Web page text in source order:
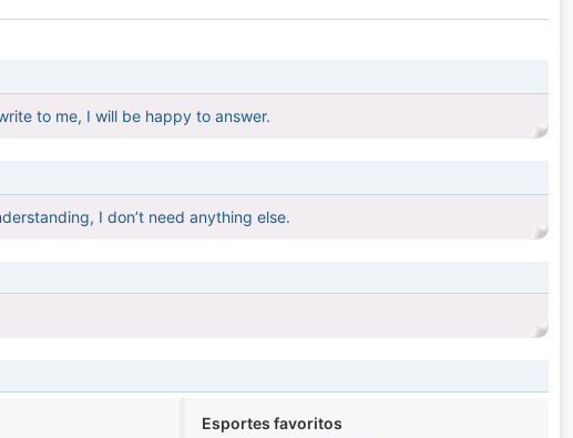
to me, I will be happy to answer.
I don’t need anything else.
Esportes favoritos